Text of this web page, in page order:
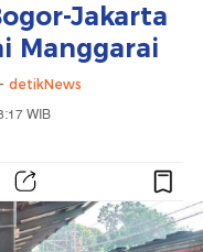
Jakarta
Manggarai
detikNews
WIB